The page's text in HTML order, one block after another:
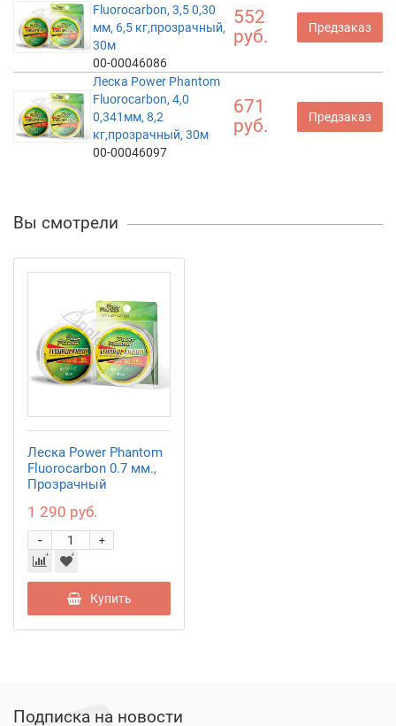
Fluorocarbon, 3,5 0,30
мм, 6,5 кг,прозрачный,
30м
00-00046086
552
руб.
Предзаказ
Леска Power Phantom
Fluorocarbon, 4,0
0,341мм, 8,2
кг,прозрачный, 30м
00-00046097
671
руб.
Предзаказ
Вы смотрели
Леска Power Phantom
Fluorocarbon 0.7 мм.,
Прозрачный
1 290 руб.
+
-
Купить
Подписка на новости